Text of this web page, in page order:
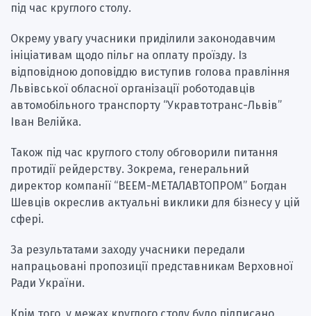
під час круглого столу.
Окрему увагу учасники приділили законодавчим
ініціативам щодо пільг на оплату проїзду. Із
відповідною доповіддю виступив голова правління
Львівської обласної організації роботодавців
автомобільного транспорту “Укравтотранс-Львів”
Іван Велійка.
Також під час круглого столу обговорили питання
протидії рейдерству. Зокрема, генеральний
директор компанії “ВЕЕМ-МЕТАЛАВТОПРОМ” Богдан
Шевців окреслив актуальні виклики для бізнесу у цій
сфері.
За результатами заходу учасники передали
напрацьовані пропозиції представникам Верховної
Ради України.